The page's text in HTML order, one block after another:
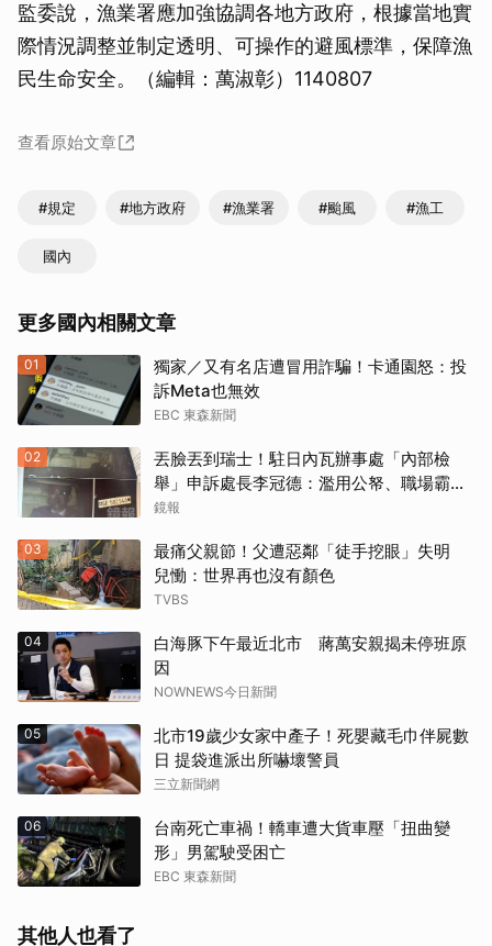
監委說，漁業署應加強協調各地方政府，根據當地實
際情況調整並制定透明、可操作的避風標準，保障漁
民生命安全。（編輯：萬淑彰）1140807
查看原始文章
#規定 #地方政府 #漁業署 #颱風 #漁工
國內
更多國內相關文章
01
獨家／又有名店遭冒用詐騙！卡通園怒：投
訴Meta也無效
EBC 東森新聞
02
丟臉丟到瑞士！駐日內瓦辦事處「內部檢
舉」申訴處長李冠德：濫用公帑、職場霸
凌、超速仔拒繳罰單 外交部要查了
鏡報
03
最痛父親節！父遭惡鄰「徒手挖眼」失明
兒慟：世界再也沒有顏色
TVBS
04
白海豚下午最近北市 蔣萬安親揭未停班原
因
NOWNEWS今日新聞
05
北市19歲少女家中產子！死嬰藏毛巾伴屍數
日 提袋進派出所嚇壞警員
三立新聞網
06
台南死亡車禍！轎車遭大貨車壓「扭曲變
形」男駕駛受困亡
EBC 東森新聞
其他人也看了